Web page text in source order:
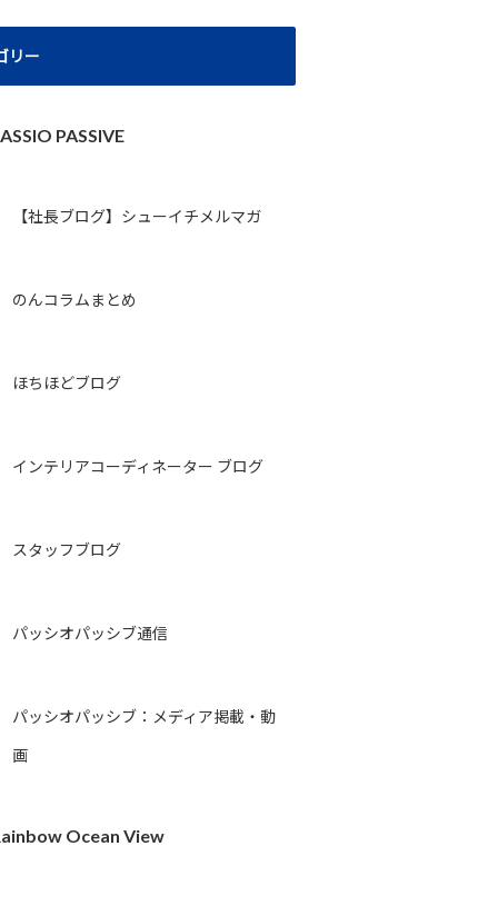
リー
PASSIVE
【社長ブログ】シューイチメルマガ
のんコラムまとめ
ほちほどブログ
インテリアコーディネーター ブログ
スタッフブログ
パッシオパッシブ通信
パッシオパッシブ：メディア掲載・動
画
Ocean View